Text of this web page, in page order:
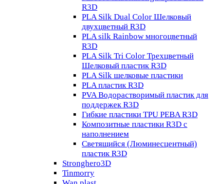
R3D
PLA Silk Dual Color Шелковый
двухцветный R3D
PLA silk Rainbow многоцветный
R3D
PLA Silk Tri Color Трехцветный
Шелковый пластик R3D
PLA Silk шелковые пластики
PLA пластик R3D
PVA Водорастворимый пластик для
поддержек R3D
Гибкие пластики TPU PEBA R3D
Композитные пластики R3D с
наполнением
Светящийся (Люминесцентный)
пластик R3D
Stronghero3D
Tinmorry